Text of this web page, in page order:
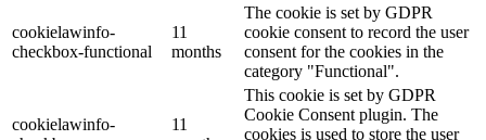
cookielawinfo-
checkbox-functional
11
months
The cookie is set by GDPR
cookie consent to record the user
consent for the cookies in the
category "Functional".
cookielawinfo-
11
This cookie is set by GDPR
Cookie Consent plugin. The
cookies is used to store the user